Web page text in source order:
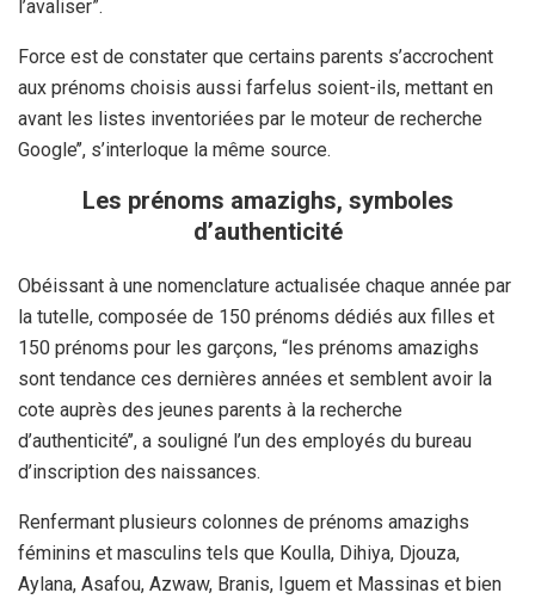
l’avaliser”.
Force est de constater que certains parents s’accrochent
aux prénoms choisis aussi farfelus soient-ils, mettant en
avant les listes inventoriées par le moteur de recherche
Google’’, s’interloque la même source.
Les prénoms amazighs, symboles
d’authenticité
Obéissant à une nomenclature actualisée chaque année par
la tutelle, composée de 150 prénoms dédiés aux filles et
150 prénoms pour les garçons, “les prénoms amazighs
sont tendance ces dernières années et semblent avoir la
cote auprès des jeunes parents à la recherche
d’authenticité’’, a souligné l’un des employés du bureau
d’inscription des naissances.
Renfermant plusieurs colonnes de prénoms amazighs
féminins et masculins tels que Koulla, Dihiya, Djouza,
Aylana, Asafou, Azwaw, Branis, Iguem et Massinas et bien